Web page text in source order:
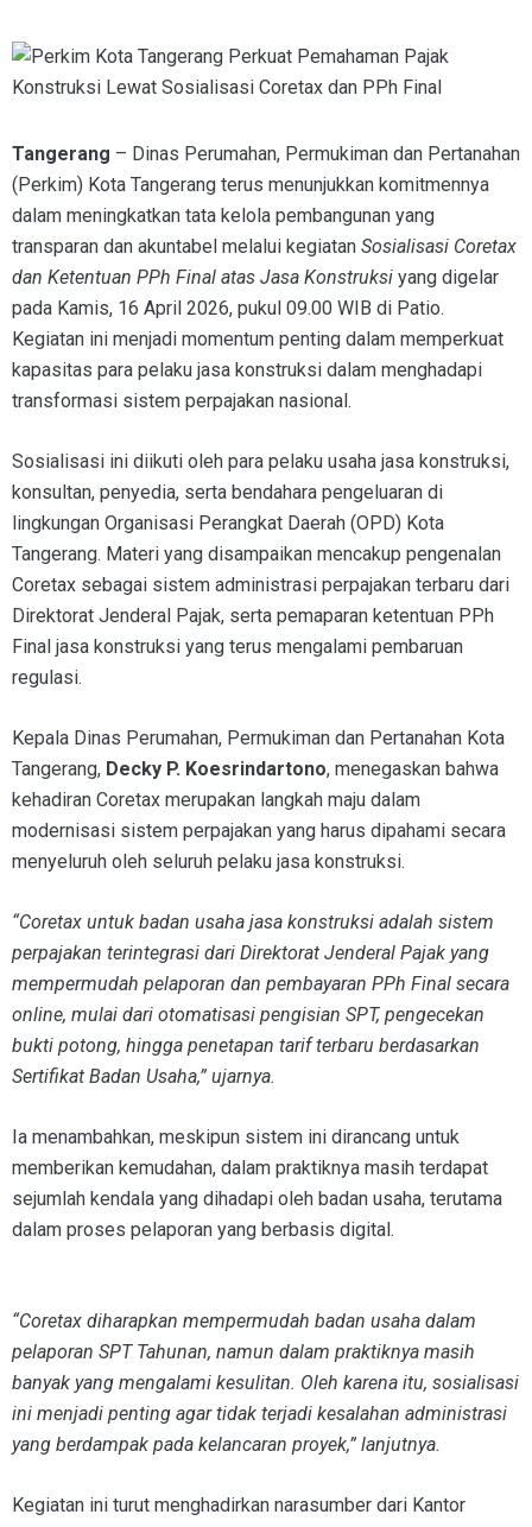
Tangerang – Dinas Perumahan, Permukiman dan Pertanahan
(Perkim) Kota Tangerang terus menunjukkan komitmennya
dalam meningkatkan tata kelola pembangunan yang
transparan dan akuntabel melalui kegiatan Sosialisasi Coretax
dan Ketentuan PPh Final atas Jasa Konstruksi yang digelar
pada Kamis, 16 April 2026, pukul 09.00 WIB di Patio.
Kegiatan ini menjadi momentum penting dalam memperkuat
kapasitas para pelaku jasa konstruksi dalam menghadapi
transformasi sistem perpajakan nasional.
Sosialisasi ini diikuti oleh para pelaku usaha jasa konstruksi,
konsultan, penyedia, serta bendahara pengeluaran di
lingkungan Organisasi Perangkat Daerah (OPD) Kota
Tangerang. Materi yang disampaikan mencakup pengenalan
Coretax sebagai sistem administrasi perpajakan terbaru dari
Direktorat Jenderal Pajak, serta pemaparan ketentuan PPh
Final jasa konstruksi yang terus mengalami pembaruan
regulasi.
Kepala Dinas Perumahan, Permukiman dan Pertanahan Kota
Tangerang, Decky P. Koesrindartono, menegaskan bahwa
kehadiran Coretax merupakan langkah maju dalam
modernisasi sistem perpajakan yang harus dipahami secara
menyeluruh oleh seluruh pelaku jasa konstruksi.
“Coretax untuk badan usaha jasa konstruksi adalah sistem
perpajakan terintegrasi dari Direktorat Jenderal Pajak yang
mempermudah pelaporan dan pembayaran PPh Final secara
online, mulai dari otomatisasi pengisian SPT, pengecekan
bukti potong, hingga penetapan tarif terbaru berdasarkan
Sertifikat Badan Usaha,” ujarnya.
Ia menambahkan, meskipun sistem ini dirancang untuk
memberikan kemudahan, dalam praktiknya masih terdapat
sejumlah kendala yang dihadapi oleh badan usaha, terutama
dalam proses pelaporan yang berbasis digital.
“Coretax diharapkan mempermudah badan usaha dalam
pelaporan SPT Tahunan, namun dalam praktiknya masih
banyak yang mengalami kesulitan. Oleh karena itu, sosialisasi
ini menjadi penting agar tidak terjadi kesalahan administrasi
yang berdampak pada kelancaran proyek,” lanjutnya.
Kegiatan ini turut menghadirkan narasumber dari Kantor